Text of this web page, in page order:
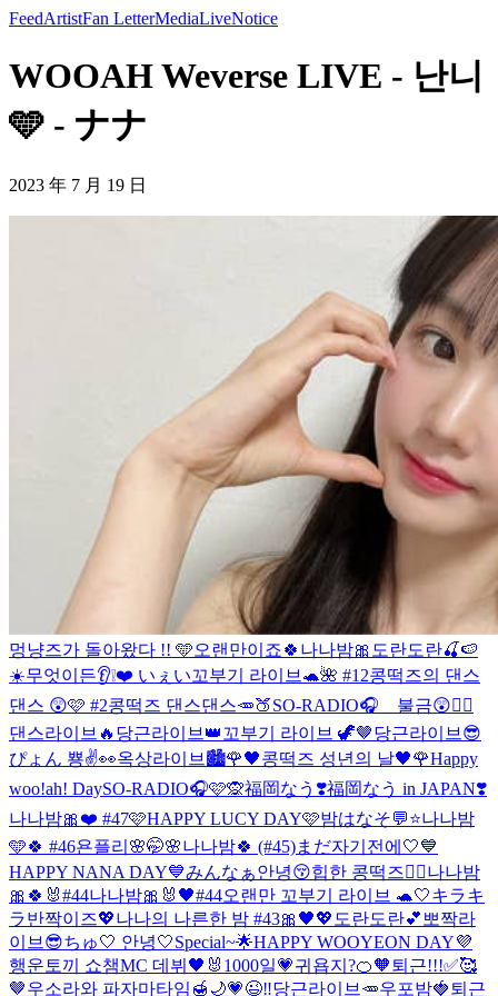
FeedArtistFan LetterMediaLiveNotice
WOOAH Weverse LIVE - 난니
🩵 - ナナ
2023 年 7 月 19 日
멍냥즈가 돌아왔다 !! 🩵오랜만이죠🍀나나밤🎀 도란도란🍒🍉
☀️무엇이든👂❕❤️ いぇい꼬부기 라이브🐢🌺 #12콩떡즈의 댄스
댄스 😲🩷 #2콩떡즈 댄스댄스🥕🍑SO-RADIO🎧 불금😲❤️‍🔥
댄스라이브🔥 당근라이브👑꼬부기 라이브 🦖🤎당근라이브😎
ぴょん 뿅✌️👀옥상라이브🏙️🌹🖤콩떡즈 성년의 날🖤🌹Happy
woo!ah! DaySO-RADIO🎧🩷🙊福岡なう❣️福岡なう in JAPAN❣️
나나밤🎀❤️ #47🩷HAPPY LUCY DAY🩷밤はなそ💬⭐️나나밤
🩵🍀 #46욘플리🌸🤭🌸나나밤🍀 (#45)まだ자기전에🤍💙
HAPPY NANA DAY💙みんなぁ안녕😚힙한 콩떡즈✌🏻나나밤
🎀🍀🐰#44나나밤🎀🐰🖤#44오랜만 꼬부기 라이브 🐢🤍キラキ
ラ반짝이즈💖나나의 나른한 밤 #43🎀🖤💖 도란도란💕 뽀짝라
이브😎ちゅ🤍 안녕🤍Special~🌟HAPPY WOOYEON DAY💜
행운토끼 쇼챔MC 데뷔🖤🐰 1000일💗귀욥지?🍊🧡퇴근!!!✅🥰
🤎우소라와 파자마타임🍯🌙💗😉‼️당근라이브🥕우포밤🍓퇴근